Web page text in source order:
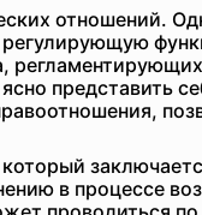
отношений.
регулирующую
представить
в процессе